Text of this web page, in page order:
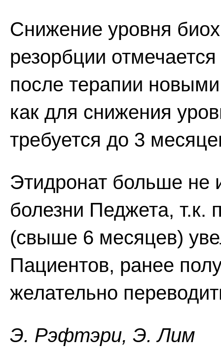
Снижение уровня
резорбции
после терапии
как для снижения
требуется до 3
Этидронат больше не
болезни Педжета, т.к.
(свыше 6 месяцев)
Пациентов, ранее
желательно
Э. Pэфтэpи, Э. Лим